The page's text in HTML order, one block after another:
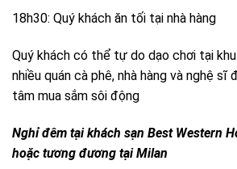
18h30: Quý khách ăn tối tại nhà hàng
Quý khách có thể tự do dạo chơi tại
nhiều quán cà phê, nhà hàng và nghệ sĩ
tâm mua sắm sôi động
Nghỉ đêm tại khách sạn Best Western
hoặc tương đương tại Milan